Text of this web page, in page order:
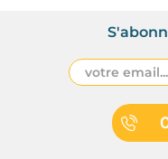
Chez Pantacom, nous
sont experts dans la
reflètent l'esprit de
donner vie à vos idées.